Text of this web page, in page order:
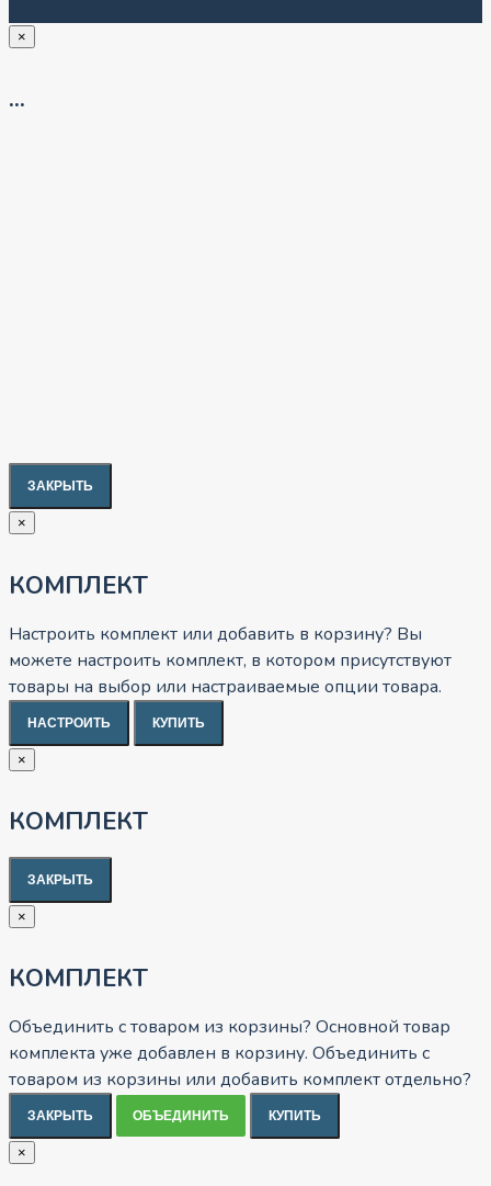
×
...
ЗАКРЫТЬ
×
КОМПЛЕКТ
Настроить комплект или добавить в корзину? Вы
можете настроить комплект, в котором присутствуют
товары на выбор или настраиваемые опции товара.
НАСТРОИТЬ КУПИТЬ
×
КОМПЛЕКТ
ЗАКРЫТЬ
×
КОМПЛЕКТ
Объединить с товаром из корзины? Основной товар
комплекта уже добавлен в корзину. Объединить с
товаром из корзины или добавить комплект отдельно?
ЗАКРЫТЬ ОБЪЕДИНИТЬ КУПИТЬ
×